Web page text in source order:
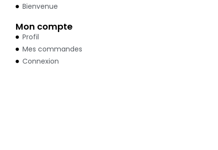
Bienvenue
Mon compte
Profil
Mes commandes
Connexion